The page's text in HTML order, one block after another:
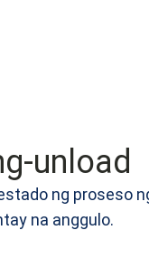
unload
ng proseso
na anggulo.